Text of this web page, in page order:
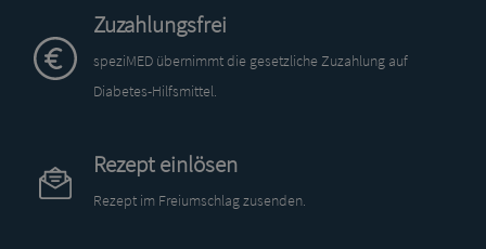
Zuzahlungsfrei
speziMED übernimmt die gesetzliche Zuzahlung auf
Diabetes-Hilfsmittel.
Rezept einlösen
Rezept im Freiumschlag zusenden.